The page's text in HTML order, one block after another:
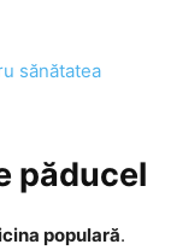
sănătatea
păducel
populară.